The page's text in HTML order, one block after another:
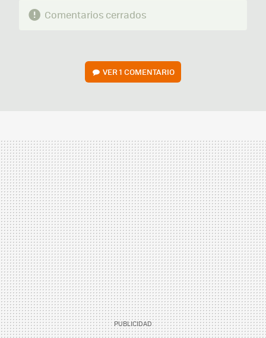
Comentarios cerrados
VER1 COMENTARIO